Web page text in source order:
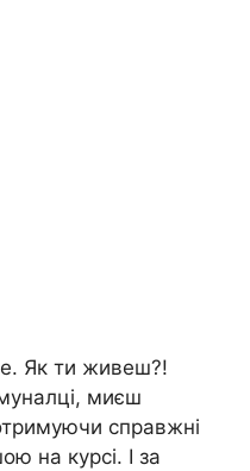
Як ти живеш?!
миєш
справжні
на курсі. І за